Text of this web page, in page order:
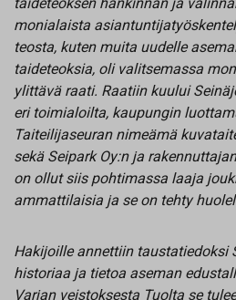
monialaista
teosta, kuten muita uudelle
taideteoksia, oli valitsemassa
ylittävä raati. Raatiin kuului
eri toimialoilta, kaupungin
Taiteilijaseuran nimeämä
sekä Seipark Oy:n ja
on ollut siis pohtimassa laaja
ammattilaisia ja se on tehty
Hakijoille annettiin taustatiedoksi
historiaa ja tietoa aseman
Varjan veistoksesta Tuolta se